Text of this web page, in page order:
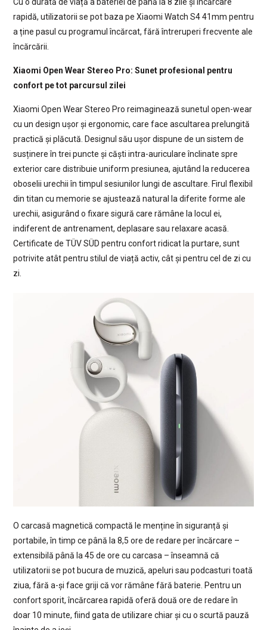
rapidă, utilizatorii se pot baza pe Xiaomi Watch S4 41mm pentru
a ține pasul cu programul încărcat, fără întreruperi frecvente ale
încărcării.
Xiaomi Open Wear Stereo Pro: Sunet profesional pentru
confort pe tot parcursul zilei
Xiaomi Open Wear Stereo Pro reimaginează sunetul open-wear
cu un design ușor și ergonomic, care face ascultarea prelungită
practică și plăcută. Designul său ușor dispune de un sistem de
susținere în trei puncte și căști intra-auriculare înclinate spre
exterior care distribuie uniform presiunea, ajutând la reducerea
oboselii urechii în timpul sesiunilor lungi de ascultare. Firul flexibil
din titan cu memorie se ajustează natural la diferite forme ale
urechii, asigurând o fixare sigură care rămâne la locul ei,
indiferent de antrenament, deplasare sau relaxare acasă.
Certificate de TÜV SÜD pentru confort ridicat la purtare, sunt
potrivite atât pentru stilul de viață activ, cât și pentru cel de zi cu
zi.
O carcasă magnetică compactă le menține în siguranță și
portabile, în timp ce până la 8,5 ore de redare per încărcare –
extensibilă până la 45 de ore cu carcasa – înseamnă că
utilizatorii se pot bucura de muzică, apeluri sau podcasturi toată
ziua, fără a-și face griji că vor rămâne fără baterie. Pentru un
confort sporit, încărcarea rapidă oferă două ore de redare în
doar 10 minute, fiind gata de utilizare chiar și cu o scurtă pauză